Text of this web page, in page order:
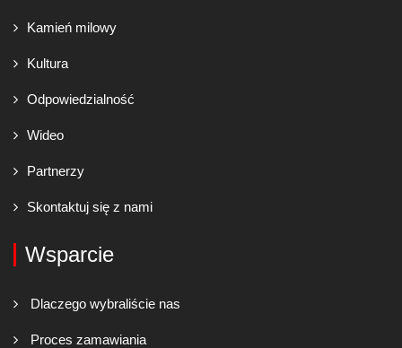
Kamień milowy
Kultura
Odpowiedzialność
Wideo
Partnerzy
Skontaktuj się z nami
Wsparcie
Dlaczego wybraliście nas
Proces zamawiania